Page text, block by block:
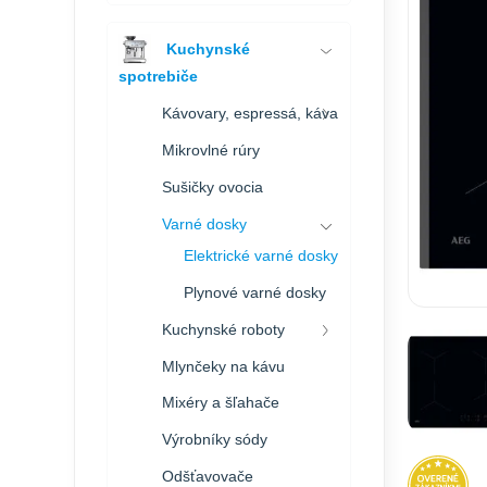
Kuchynské
spotrebiče
Kávovary, espressá, káva
Mikrovlné rúry
Sušičky ovocia
Varné dosky
Elektrické varné dosky
Plynové varné dosky
Kuchynské roboty
Mlynčeky na kávu
Mixéry a šľahače
Výrobníky sódy
Odšťavovače